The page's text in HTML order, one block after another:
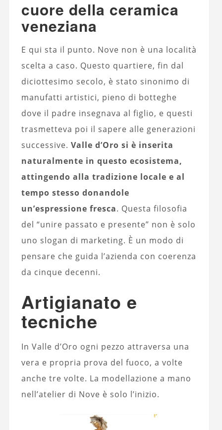
cuore della ceramica
veneziana
E qui sta il punto. Nove non è una località
scelta a caso. Questo quartiere, fin dal
diciottesimo secolo, è stato sinonimo di
manufatti artistici, pieno di botteghe
dove il padre insegnava al figlio, e questi
trasmetteva poi il sapere alle generazioni
successive. Valle d’Oro si è inserita
naturalmente in questo ecosistema,
attingendo alla tradizione locale e al
tempo stesso donandole
un’espressione fresca. Questa filosofia
del “unire passato e presente” non è solo
uno slogan di marketing. È un modo di
pensare che guida l’azienda con coerenza
da cinque decenni.
Artigianato e
tecniche
In Valle d’Oro ogni pezzo attraversa una
vera e propria prova del fuoco, a volte
anche tre volte. La modellazione a mano
nell’atelier di Nove è solo l’inizio.